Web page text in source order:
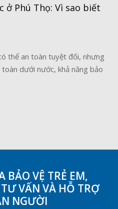
ở Phú Thọ: Vì sao biết
thể an toàn tuyệt đối, nhưng
dưới nước, khả năng bảo
BẢO VỆ TRẺ EM,
VẤN VÀ HỖ TRỢ
NGƯỜI